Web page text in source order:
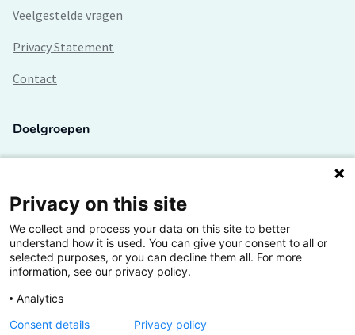
Veelgestelde vragen
Privacy Statement
Contact
Doelgroepen
Lectoren en onderzoekers
Bedrijven
Hogescholen
Privacy on this site
We collect and process your data on this site to better
understand how it is used. You can give your consent to all or
selected purposes, or you can decline them all. For more
information, see our privacy policy.
Analytics
Consent details
Privacy policy